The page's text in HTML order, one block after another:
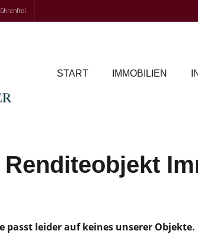
START IMMOBILIEN
Renditeobjekt
passt leider auf keines unserer Objekte.